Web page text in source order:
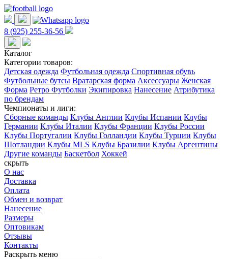
8 (925) 255-36-56
Каталог
Категории товаров:
Детская одежда Футбольная одежда Спортивная обувь
Футбольные бутсы Вратарская форма Аксессуары Женская
Форма Ретро Футболки Экипировка Нанесение Атрибутика
по брендам
Чемпионаты и лиги:
Сборные команды Клубы Англии Клубы Испании Клубы
Германии Клубы Италии Клубы Франции Клубы России
Клубы Португалии Клубы Голландии Клубы Турции Клубы
Шотландии Клубы MLS Клубы Бразилии Клубы Аргентины
Другие команды Баскетбол Хоккей
скрыть
О нас
Доставка
Оплата
Обмен и возврат
Нанесение
Размеры
Оптовикам
Отзывы
Контакты
Раскрыть меню